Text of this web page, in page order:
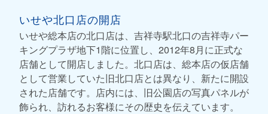
いせや北口店の開店
いせや総本店の北口店は、吉祥寺駅北口の吉祥寺パー
キングプラザ地下1階に位置し、2012年8月に正式な
店舗として開店しました。北口店は、総本店の仮店舗
として営業していた旧北口店とは異なり、新たに開設
された店舗です。店内には、旧公園店の写真パネルが
飾られ、訪れるお客様にその歴史を伝えています。